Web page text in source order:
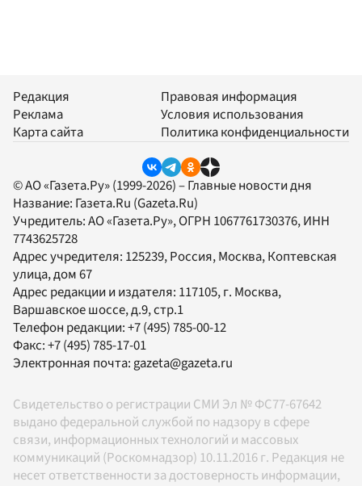
Редакция
Реклама
Карта сайта
Правовая информация
Условия использования
Политика конфиденциальности
© АО «Газета.Ру» (1999-2026) – Главные новости дня
Название: Газета.Ru (Gazeta.Ru)
Учредитель:АО «Газета.Ру», ОГРН 1067761730376, ИНН
7743625728
Адрес учредителя: 125239, Россия, Москва, Коптевская
улица, дом 67
Адрес редакции и издателя: 117105, г. Москва,
Варшавское шоссе, д.9, стр.1
Телефон редакции:+7 (495) 785-00-12
Факс:+7 (495) 785-17-01
Электронная почта: gazeta@gazeta.ru
Свидетельство о регистрации СМИ Эл № ФС77-67642
выдано федеральной службой по надзору в сфере
связи, информационных технологий и массовых
коммуникаций (Роскомнадзор) 10.11.2016 г. Редакция не
несет ответственности за достоверность информации,